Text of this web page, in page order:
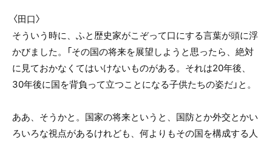
〈田口〉
そういう時に、ふと歴史家がこぞって口にする言葉が頭に浮
かびました。「その国の将来を展望しようと思ったら、絶対
に見ておかなくてはいけないものがある。それは20年後、
30年後に国を背負って立つことになる子供たちの姿だ」と。
ああ、そうかと。国家の将来というと、国防とか外交とかい
ろいろな視点があるけれども、何よりもその国を構成する人